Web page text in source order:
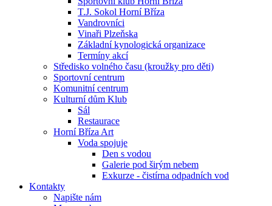
T.J. Sokol Horní Bříza
Vandrovníci
Vinaři Plzeňska
Základní kynologická organizace
Termíny akcí
Středisko volného času (kroužky pro děti)
Sportovní centrum
Komunitní centrum
Kulturní dům Klub
Sál
Restaurace
Horní Bříza Art
Voda spojuje
Den s vodou
Galerie pod širým nebem
Exkurze - čistírna odpadních vod
Kontakty
Napište nám